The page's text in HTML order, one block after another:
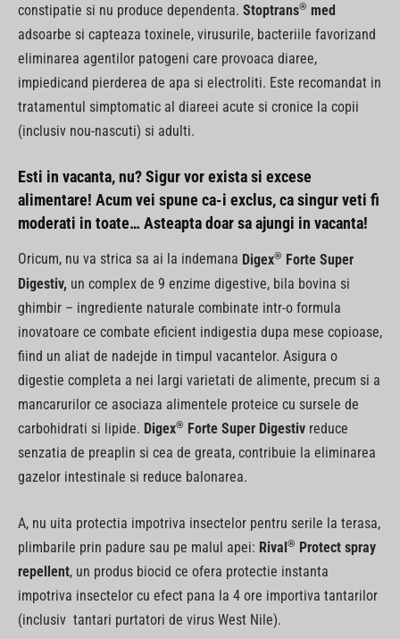
constipatie si nu produce dependenta. Stoptrans® med
adsoarbe si capteaza toxinele, virusurile, bacteriile favorizand
eliminarea agentilor patogeni care provoaca diaree,
impiedicand pierderea de apa si electroliti. Este recomandat in
tratamentul simptomatic al diareei acute si cronice la copii
(inclusiv nou-nascuti) si adulti.
Esti in vacanta, nu? Sigur vor exista si excese
alimentare! Acum vei spune ca-i exclus, ca singur veti fi
moderati in toate… Asteapta doar sa ajungi in vacanta!
Oricum, nu va strica sa ai la indemana Digex® Forte Super
Digestiv, un complex de 9 enzime digestive, bila bovina si
ghimbir – ingrediente naturale combinate intr-o formula
inovatoare ce combate eficient indigestia dupa mese copioase,
fiind un aliat de nadejde in timpul vacantelor. Asigura o
digestie completa a nei largi varietati de alimente, precum si a
mancarurilor ce asociaza alimentele proteice cu sursele de
carbohidrati si lipide. Digex® Forte Super Digestiv reduce
senzatia de preaplin si cea de greata, contribuie la eliminarea
gazelor intestinale si reduce balonarea.
A, nu uita protectia impotriva insectelor pentru serile la terasa,
plimbarile prin padure sau pe malul apei: Rival® Protect spray
repellent, un produs biocid ce ofera protectie instanta
impotriva insectelor cu efect pana la 4 ore importiva tantarilor
(inclusiv tantari purtatori de virus West Nile).